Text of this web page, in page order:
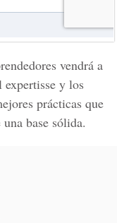
vendrá a
expertisse y los
prácticas que
base sólida.